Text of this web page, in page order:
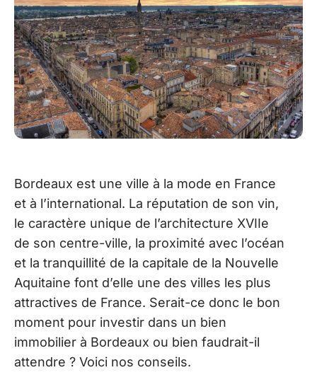
Bordeaux est une ville à la mode en France
et à l’international. La réputation de son vin,
le caractère unique de l’architecture XVIIe
de son centre-ville, la proximité avec l’océan
et la tranquillité de la capitale de la Nouvelle
Aquitaine font d’elle une des villes les plus
attractives de France. Serait-ce donc le bon
moment pour investir dans un bien
immobilier à Bordeaux ou bien faudrait-il
attendre ? Voici nos conseils.